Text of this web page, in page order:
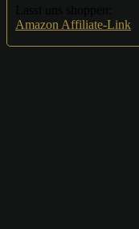
Amazon Affiliate-Link